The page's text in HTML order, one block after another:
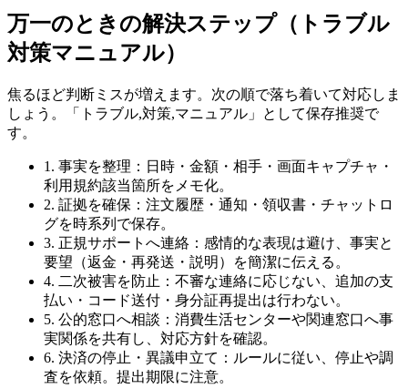
万一のときの解決ステップ（トラブル
対策マニュアル）
焦るほど判断ミスが増えます。次の順で落ち着いて対応しま
しょう。「トラブル,対策,マニュアル」として保存推奨で
す。
1. 事実を整理：日時・金額・相手・画面キャプチャ・
利用規約該当箇所をメモ化。
2. 証拠を確保：注文履歴・通知・領収書・チャットロ
グを時系列で保存。
3. 正規サポートへ連絡：感情的な表現は避け、事実と
要望（返金・再発送・説明）を簡潔に伝える。
4. 二次被害を防止：不審な連絡に応じない、追加の支
払い・コード送付・身分証再提出は行わない。
5. 公的窓口へ相談：消費生活センターや関連窓口へ事
実関係を共有し、対応方針を確認。
6. 決済の停止・異議申立て：ルールに従い、停止や調
査を依頼。提出期限に注意。